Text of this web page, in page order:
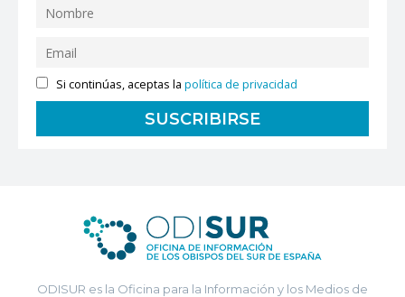
Si continúas, aceptas lapolítica de privacidad
ODISUR es la Oficina para la Información y los Medios de